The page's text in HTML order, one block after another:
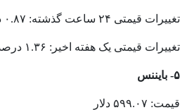
تغییرات قیمتی ۲۴ ساعت گذشته: ۰.۸۷ درصد کاهش
تغییرات قیمتی یک هفته اخیر: ۱.۳۶ درصد افزایش
۵- بایننس
قیمت: ۵۹۹.۰۷ دلار